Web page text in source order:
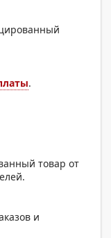
.
товар от
и